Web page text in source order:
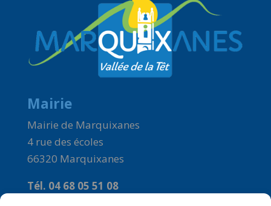
Mairie
Mairie de Marquixanes
4 rue des écoles
66320 Marquixanes
Tél. 04 68 05 51 08